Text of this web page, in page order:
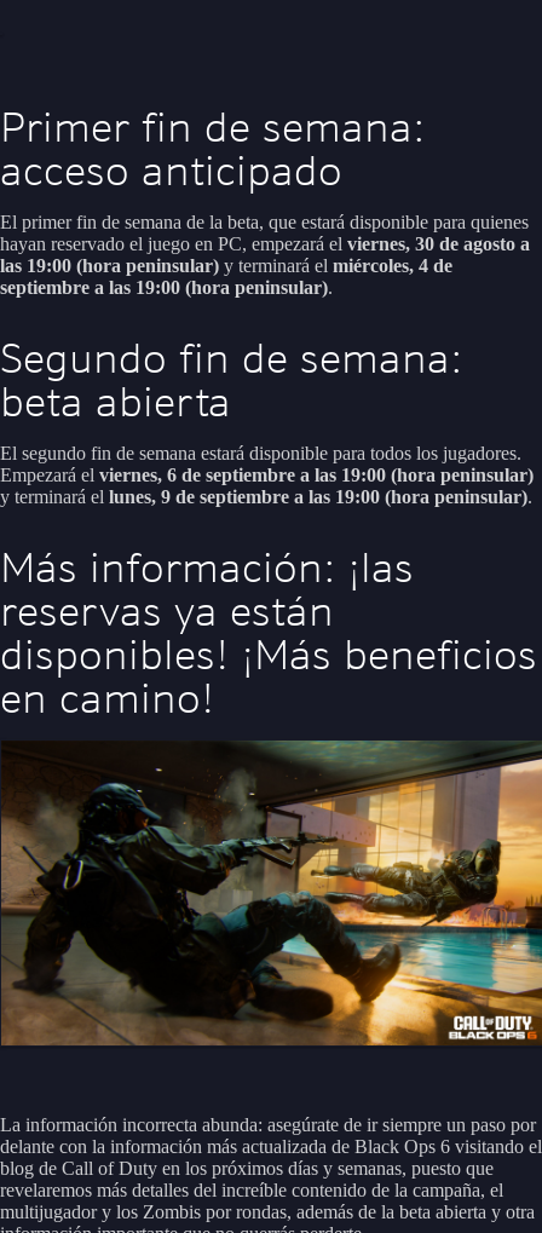
Primer fin de semana:
acceso anticipado
El primer fin de semana de la beta, que estará disponible para quienes
hayan reservado el juego en PC, empezará el viernes, 30 de agosto a
las 19:00 (hora peninsular) y terminará el miércoles, 4 de
septiembre a las 19:00 (hora peninsular).
Segundo fin de semana:
beta abierta
El segundo fin de semana estará disponible para todos los jugadores.
Empezará el viernes, 6 de septiembre a las 19:00 (hora peninsular)
y terminará el lunes, 9 de septiembre a las 19:00 (hora peninsular).
Más información: ¡las
reservas ya están
disponibles! ¡Más beneficios
en camino!
La información incorrecta abunda: asegúrate de ir siempre un paso por
delante con la información más actualizada de Black Ops 6 visitando el
blog de Call of Duty en los próximos días y semanas, puesto que
revelaremos más detalles del increíble contenido de la campaña, el
multijugador y los Zombis por rondas, además de la beta abierta y otra